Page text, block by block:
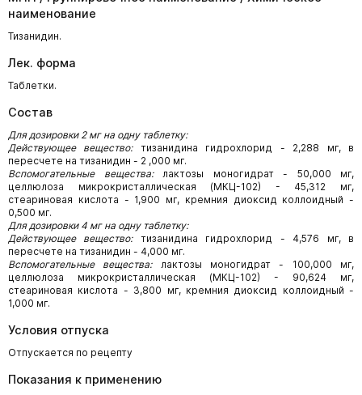
наименование
Тизанидин.
Лек. форма
Таблетки.
Состав
Для дозировки 2 мг на одну таблетку:
Действующее вещество:тизанидина гидрохлорид - 2,288 мг, в
пересчете на тизанидин - 2 ,000 мг.
Вспомогательные вещества: лактозы моногидрат - 50,000 мг,
целлюлоза микрокристаллическая (МКЦ-102) - 45,312 мг,
стеариновая кислота - 1,900 мг, кремния диоксид коллоидный -
0,500 мг.
Для дозировки 4 мг на одну таблетку:
Действующее вещество: тизанидина гидрохлорид - 4,576 мг, в
пересчете на тизанидин - 4,000 мг.
Вспомогательные вещества: лактозы моногидрат - 100,000 мг,
целлюлоза микрокристаллическая (МКЦ-102) - 90,624 мг,
стеариновая кислота - 3,800 мг, кремния диоксид коллоидный -
1,000 мг.
Условия отпуска
Отпускается по рецепту
Показания к применению